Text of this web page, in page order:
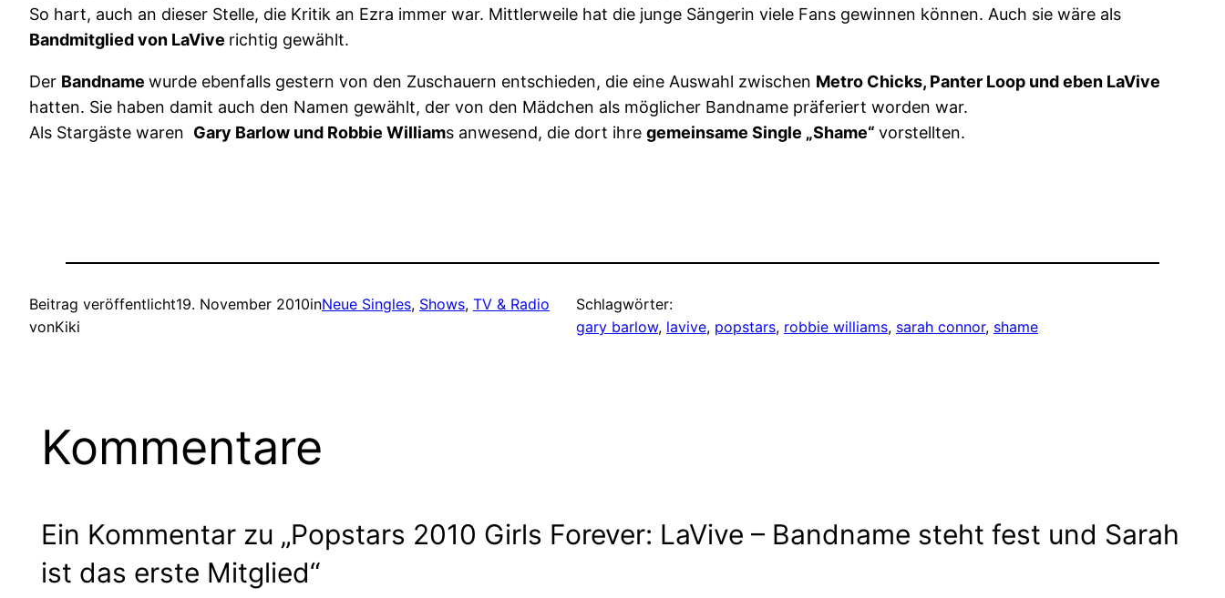
So hart, auch an dieser Stelle, die Kritik an Ezra immer war. Mittlerweile hat die junge Sängerin viele Fans gewinnen können. Auch sie wäre als
Bandmitglied von LaVive richtig gewählt.
Der Bandname wurde ebenfalls gestern von den Zuschauern entschieden, die eine Auswahl zwischen Metro Chicks, Panter Loop und eben LaVive
hatten. Sie haben damit auch den Namen gewählt, der von den Mädchen als möglicher Bandname präferiert worden war.
Als Stargäste waren Gary Barlow und Robbie Williams anwesend, die dort ihre gemeinsame Single „Shame“ vorstellten.
Beitrag veröffentlicht19. November 2010inNeue Singles, Shows, TV & Radio
vonKiki
Schlagwörter:
gary barlow, lavive, popstars, robbie williams, sarah connor, shame
Kommentare
Ein Kommentar zu „Popstars 2010 Girls Forever: LaVive – Bandname steht fest und Sarah
ist das erste Mitglied“